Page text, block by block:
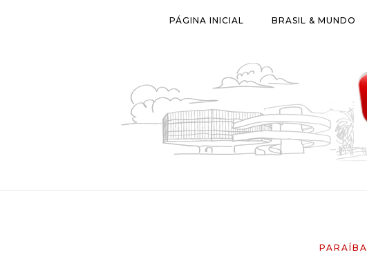
PÁGINA INICIAL BRASIL & MUNDO
PARAÍBA